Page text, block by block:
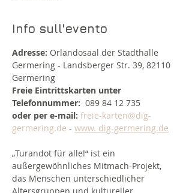
Info sull'evento
Adresse: Orlandosaal der Stadthalle
Germering - Landsberger Str. 39, 82110
Germering
Freie Eintrittskarten unter
Telefonnummer: 089 84 12 735
oder per e-mail: freie-karten@dig-
germering.de - www. dig-germering.de
„Turandot für alle!“ ist ein
außergewöhnliches Mitmach-Projekt,
das Menschen unterschiedlicher